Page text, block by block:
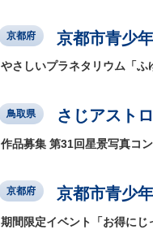
京都府 京都市青少
やさしいプラネタリウム「ふ
鳥取県 さじアスト
作品募集 第31回星景写真コ
京都府 京都市青少
期間限定イベント「お得に